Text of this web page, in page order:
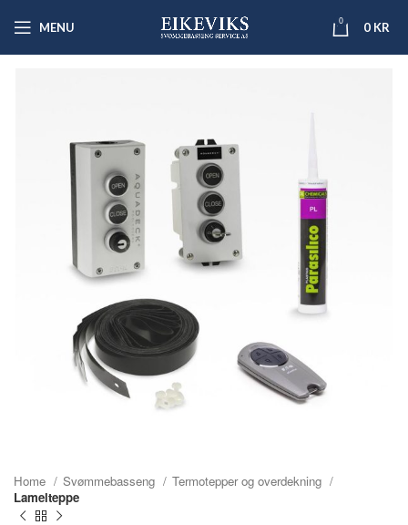
MENU 0 0 KR
Home Svømmebasseng
Termotepper og overdekning
Lamelteppe